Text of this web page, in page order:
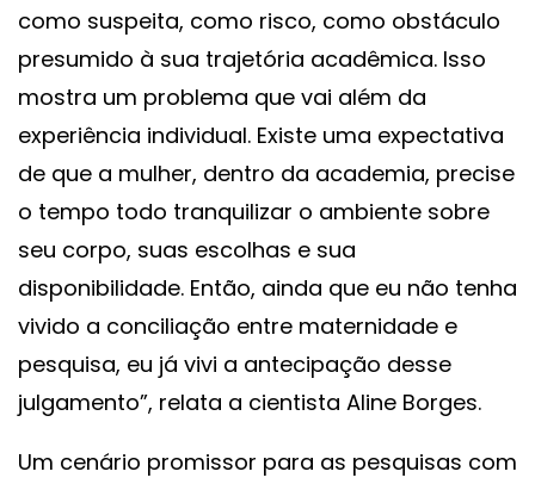
como suspeita, como risco, como obstáculo
presumido à sua trajetória acadêmica. Isso
mostra um problema que vai além da
experiência individual. Existe uma expectativa
de que a mulher, dentro da academia, precise
o tempo todo tranquilizar o ambiente sobre
seu corpo, suas escolhas e sua
disponibilidade. Então, ainda que eu não tenha
vivido a conciliação entre maternidade e
pesquisa, eu já vivi a antecipação desse
julgamento”, relata a cientista Aline Borges.
Um cenário promissor para as pesquisas com